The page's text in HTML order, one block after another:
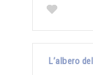
L’albero